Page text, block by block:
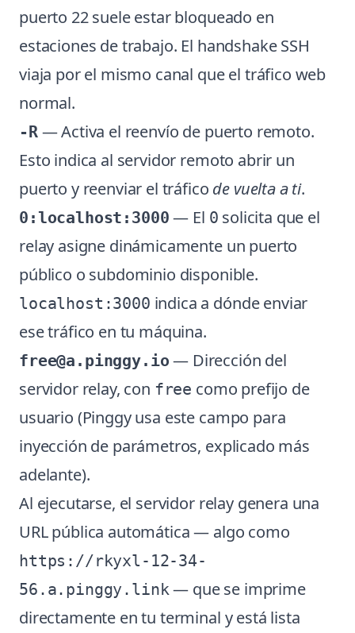
puerto 22 suele estar bloqueado en
estaciones de trabajo. El handshake SSH
viaja por el mismo canal que el tráfico web
normal.
-R— Activa el reenvío de puerto remoto.
Esto indica al servidor remoto abrir un
puerto y reenviar el tráfico de vuelta a ti.
0:localhost:3000 — El 0 solicita que el
relay asigne dinámicamente un puerto
público o subdominio disponible.
localhost:3000 indica a dónde enviar
ese tráfico en tu máquina.
free@a.pinggy.io — Dirección del
servidor relay, con free como prefijo de
usuario (Pinggy usa este campo para
inyección de parámetros, explicado más
adelante).
Al ejecutarse, el servidor relay genera una
URL pública automática — algo como
https://rkyxl-12-34-
56.a.pinggy.link— que se imprime
directamente en tu terminal y está lista